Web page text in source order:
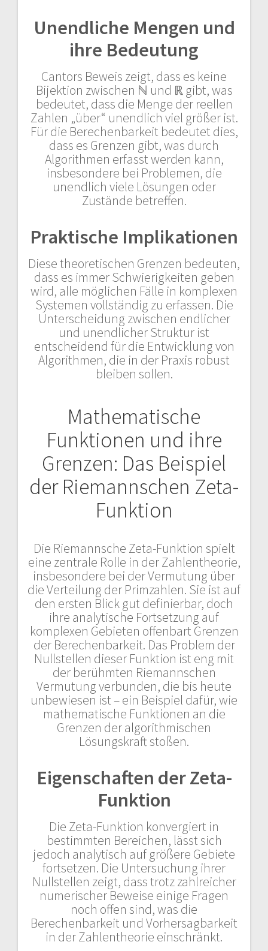
Unendliche Mengen und
ihre Bedeutung
Cantors Beweis zeigt, dass es keine
Bijektion zwischen ℕ und ℝ gibt, was
bedeutet, dass die Menge der reellen
Zahlen „über“ unendlich viel größer ist.
Für die Berechenbarkeit bedeutet dies,
dass es Grenzen gibt, was durch
Algorithmen erfasst werden kann,
insbesondere bei Problemen, die
unendlich viele Lösungen oder
Zustände betreffen.
Praktische Implikationen
Diese theoretischen Grenzen bedeuten,
dass es immer Schwierigkeiten geben
wird, alle möglichen Fälle in komplexen
Systemen vollständig zu erfassen. Die
Unterscheidung zwischen endlicher
und unendlicher Struktur ist
entscheidend für die Entwicklung von
Algorithmen, die in der Praxis robust
bleiben sollen.
Mathematische
Funktionen und ihre
Grenzen: Das Beispiel
der Riemannschen Zeta-
Funktion
Die Riemannsche Zeta-Funktion spielt
eine zentrale Rolle in der Zahlentheorie,
insbesondere bei der Vermutung über
die Verteilung der Primzahlen. Sie ist auf
den ersten Blick gut definierbar, doch
ihre analytische Fortsetzung auf
komplexen Gebieten offenbart Grenzen
der Berechenbarkeit. Das Problem der
Nullstellen dieser Funktion ist eng mit
der berühmten Riemannschen
Vermutung verbunden, die bis heute
unbewiesen ist – ein Beispiel dafür, wie
mathematische Funktionen an die
Grenzen der algorithmischen
Lösungskraft stoßen.
Eigenschaften der Zeta-
Funktion
Die Zeta-Funktion konvergiert in
bestimmten Bereichen, lässt sich
jedoch analytisch auf größere Gebiete
fortsetzen. Die Untersuchung ihrer
Nullstellen zeigt, dass trotz zahlreicher
numerischer Beweise einige Fragen
noch offen sind, was die
Berechenbarkeit und Vorhersagbarkeit
in der Zahlentheorie einschränkt.